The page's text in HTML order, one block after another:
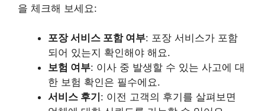
을 체크해 보세요:
포장 서비스 포함 여부: 포장 서비스가 포함
되어 있는지 확인해야 해요.
보험 여부: 이사 중 발생할 수 있는 사고에 대
한 보험 확인은 필수에요.
서비스 후기 : 이전 고객의 후기를 살펴보면